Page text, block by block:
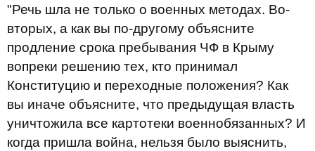
"Речь шла не только о военных методах. Во-
вторых, а как вы по-другому объясните
продление срока пребывания ЧФ в Крыму
вопреки решению тех, кто принимал
Конституцию и переходные положения? Как
вы иначе объясните, что предыдущая власть
уничтожила все картотеки военнобязанных? И
когда пришла война, нельзя было выяснить,